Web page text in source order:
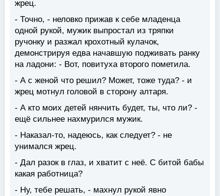
жрец.
- Точно, - неловко прижав к себе младенца
одной рукой, мужик выпростал из тряпки
ручонку и разжал крохотный кулачок,
демонстрируя едва начавшую подживать ранку
на ладони: - Вот, повитуха второго пометила.
- А с женой что решил? Может, тоже туда? - и
жрец мотнул головой в сторону алтаря.
- А кто моих детей нянчить будет, ты, что ли? -
ещё сильнее нахмурился мужик.
- Наказал-то, надеюсь, как следует? - не
унимался жрец.
- Дал разок в глаз, и хватит с неё. С битой бабы
какая работница?
- Ну, тебе решать, - махнул рукой явно